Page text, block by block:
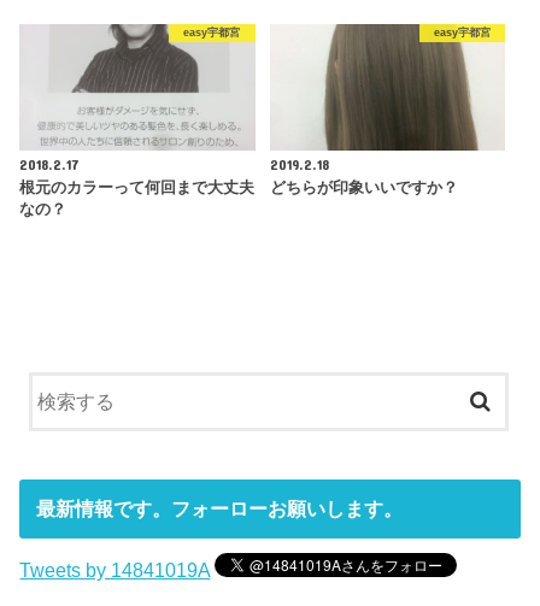
easy宇都宮
2018.2.17
根元のカラーって何回まで大丈夫
なの？
easy宇都宮
2019.2.18
どちらが印象いいですか？
最新情報です。フォーローお願いします。
Tweets by 14841019A